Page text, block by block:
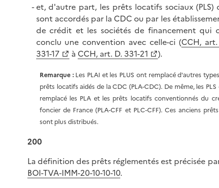
et, d'autre part, les prêts locatifs sociaux (PLS)
sont accordés par la CDC ou par les
de crédit et les sociétés de financement qui
conclu une convention avec celle-ci (CCH,
331-17
à CCH, art. D. 331-21 ).
Remarque : Les PLAI et les PLUS ont remplacé d'autres
prêts locatifs aidés de la CDC (PLA-CDC). De même, les
remplacé les PLA et les prêts locatifs conventionnés du
foncier de France (PLA-CFF et PLC-CFF). Ces anciens
sont plus distribués.
200
La définition des prêts réglementés est précisée
BOI-TVA-IMM-20-10-10-10.